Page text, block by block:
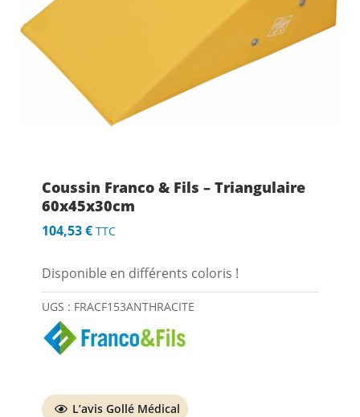
Coussin Franco & Fils – Triangulaire
60x45x30cm
104,53€ TTC
Disponible en différents coloris !
UGS : FRACF153ANTHRACITE
L’avis Gollé Médical